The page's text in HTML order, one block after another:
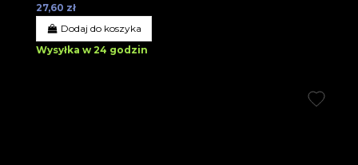
27,60 zł
Dodaj do koszyka
Wysyłka w 24 godzin